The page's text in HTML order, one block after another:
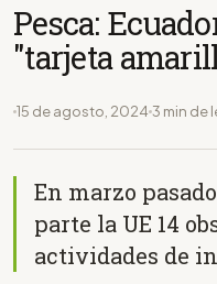
Pesca:
"tarjeta
15 de agosto, 2024 3 min de
En marzo
parte la UE 14
actividades de